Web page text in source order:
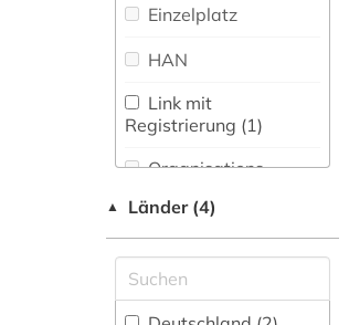
musikdruck (1)
musikhandschrift (1)
musiktheater (1)
musikwissenschaft
(1)
Einzelplatz
HAN
Link mit
Registrierung (1)
Organisations-
Shibboleth
Zugriff vor Ort
▲ Länder (4)